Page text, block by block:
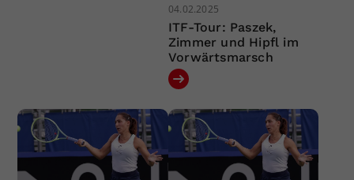
04.02.2025
ITF-Tour: Paszek,
Zimmer und Hipfl im
Vorwärtsmarsch